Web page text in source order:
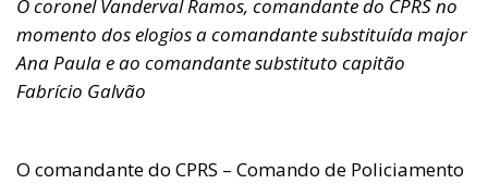
O coronel Vanderval Ramos, comandante do CPRS no
momento dos elogios a comandante substituída major
Ana Paula e ao comandante substituto capitão
Fabrício Galvão
O comandante do CPRS – Comando de Policiamento